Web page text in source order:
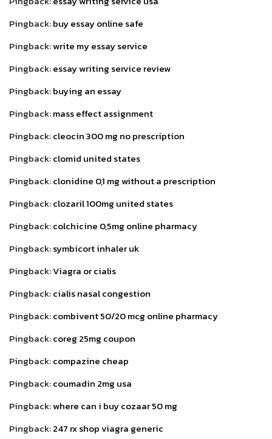
Pingback:buy essay online safe
Pingback:write my essay service
Pingback:essay writing service review
Pingback:buying an essay
Pingback:mass effect assignment
Pingback:cleocin 300 mg no prescription
Pingback:clomid united states
Pingback:clonidine 0,1 mg without a prescription
Pingback:clozaril 100mg united states
Pingback:colchicine 0,5mg online pharmacy
Pingback:symbicort inhaler uk
Pingback:Viagra or cialis
Pingback:cialis nasal congestion
Pingback:combivent 50/20 mcg online pharmacy
Pingback:coreg 25mg coupon
Pingback:compazine cheap
Pingback:coumadin 2mg usa
Pingback:where can i buy cozaar 50 mg
Pingback:247 rx shop viagra generic